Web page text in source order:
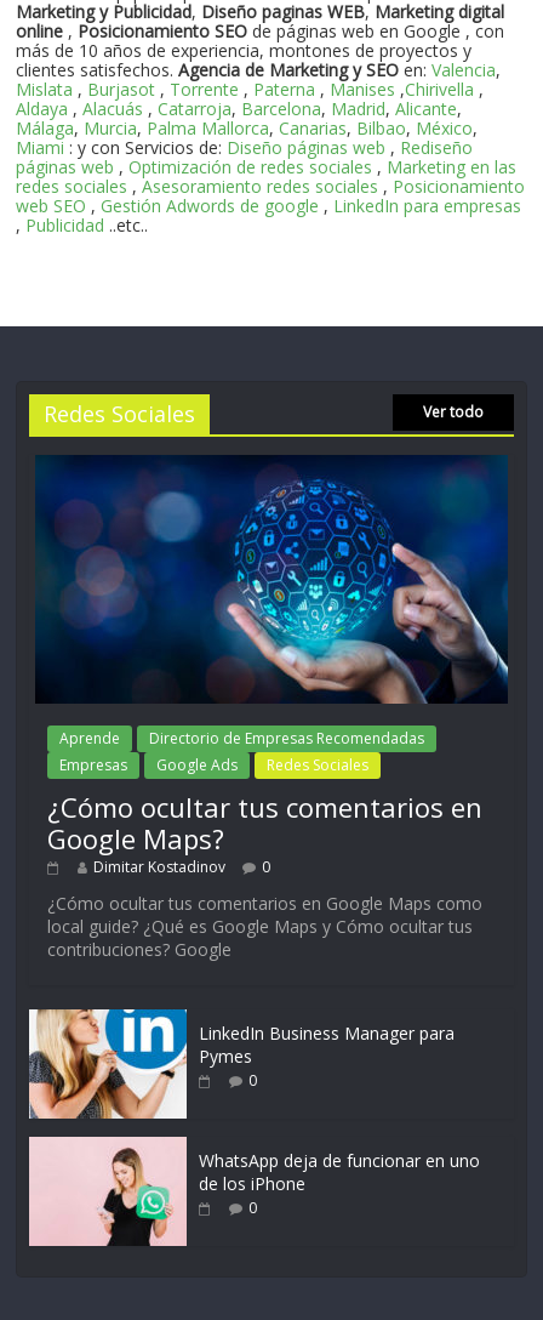
Marketing y Publicidad, Diseño paginas WEB, Marketing digital
online , Posicionamiento SEO de páginas web en Google , con
más de 10 años de experiencia, montones de proyectos y
clientes satisfechos.Agencia de Marketing y SEO en:Valencia,
Mislata , Burjasot , Torrente , Paterna , Manises ,Chirivella ,
Aldaya ,Alacuás ,Catarroja, Barcelona, Madrid,Alicante,
Málaga, Murcia, Palma Mallorca,Canarias, Bilbao, México,
Miami : y con Servicios de: Diseño páginas web , Rediseño
páginas web ,Optimización de redes sociales , Marketing en las
redes sociales ,Asesoramiento redes sociales , Posicionamiento
web SEO , Gestión Adwords de google , LinkedIn para empresas
, Publicidad ..etc..
Redes Sociales Ver todo
Aprende
Directorio de Empresas Recomendadas
Empresas
Google Ads Redes Sociales
¿Cómo ocultar tus comentarios en
Google Maps?
Dimitar Kostadinov 0
¿Cómo ocultar tus comentarios en Google Maps como
local guide? ¿Qué es Google Maps y Cómo ocultar tus
contribuciones? Google
LinkedIn Business Manager para
Pymes
0
WhatsApp deja de funcionar en uno
de los iPhone
0